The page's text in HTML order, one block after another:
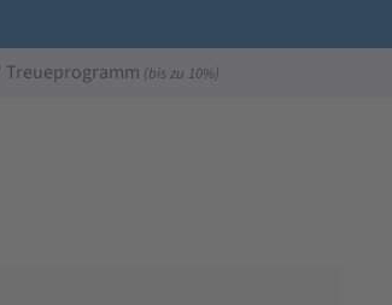
Treueprogramm (bis zu 10%)